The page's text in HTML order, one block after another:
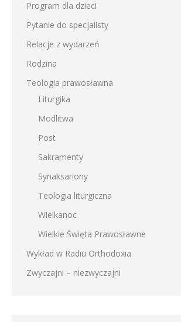
Program dla dzieci
Pytanie do specjalisty
Relacje z wydarzeń
Rodzina
Teologia prawosławna
Liturgika
Modlitwa
Post
Sakramenty
Synaksariony
Teologia liturgiczna
Wielkanoc
Wielkie Święta Prawosławne
Wykład w Radiu Orthodoxia
Zwyczajni – niezwyczajni